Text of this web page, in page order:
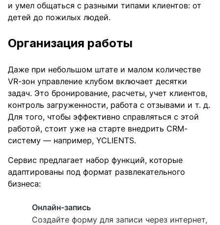
и умел общаться с разными типами клиентов: от
детей до пожилых людей.
Организация работы
Даже при небольшом штате и малом количестве
VR-зон управление клубом включает десятки
задач. Это бронирование, расчеты, учет клиентов,
контроль загруженности, работа с отзывами и т. д.
Для того, чтобы эффективно справляться с этой
работой, стоит уже на старте внедрить CRM-
систему — например, YCLIENTS.
Сервис предлагает набор функций, которые
адаптированы под формат развлекательного
бизнеса:
Онлайн-запись
Создайте форму для записи через интернет,